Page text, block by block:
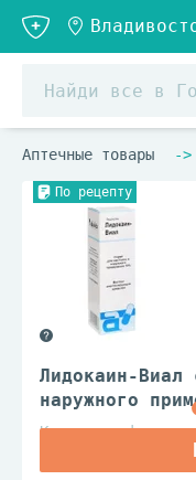
Аптечные товары
По рецепту
Лидокаин-Виал
наружного
Кировская